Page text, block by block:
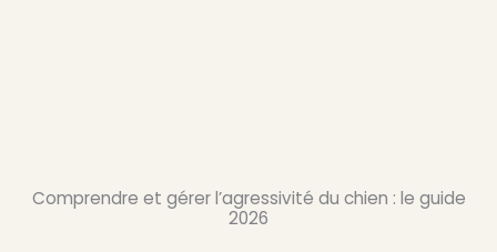
Comprendre et gérer l’agressivité du chien : le guide
2026